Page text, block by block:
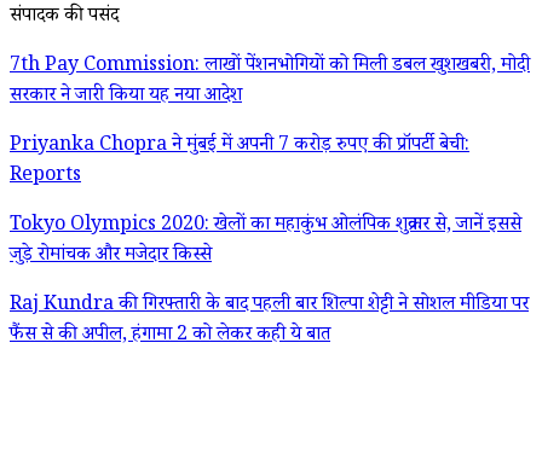
संपादक की पसंद
7th Pay Commission: लाखों पेंशनभोगियों को मिली डबल खुशखबरी, मोदी
सरकार ने जारी किया यह नया आदेश
Priyanka Chopra ने मुंबई में अपनी 7 करोड़ रुपए की प्रॉपर्टी बेची:
Reports
Tokyo Olympics 2020: खेलों का महाकुंभ ओलंपिक शुक्रवार से, जानें इससे
जुड़े रोमांचक और मजेदार किस्से
Raj Kundra की गिरफ्तारी के बाद पहली बार शिल्पा शेट्टी ने सोशल मीडिया पर
फैंस से की अपील, हंगामा 2 को लेकर कही ये बात